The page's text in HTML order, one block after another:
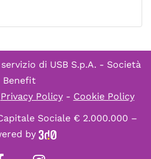
di USB S.p.A. - Società
Benefit
Privacy Policy- Cookie Policy
Sociale € 2.000.000 –
by